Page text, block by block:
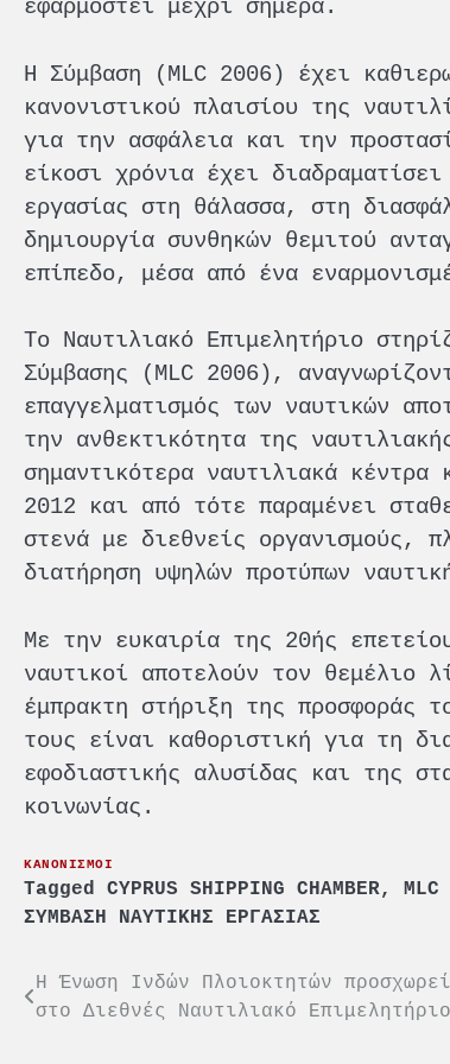
εφαρμοστεί μέχρι σήμερα.
Η Σύμβαση (MLC 2006) έχει
κανονιστικού πλαισίου της
για την ασφάλεια και την
είκοσι χρόνια έχει
εργασίας στη θάλασσα, στη
δημιουργία συνθηκών θεμιτού
επίπεδο, μέσα από ένα
Το Ναυτιλιακό Επιμελητήριο
Σύμβασης (MLC 2006),
επαγγελματισμός των ναυτικών
την ανθεκτικότητα της
σημαντικότερα ναυτιλιακά
2012 και από τότε παραμένει
στενά με διεθνείς οργανισμούς,
διατήρηση υψηλών προτύπων
Με την ευκαιρία της 20ής
ναυτικοί αποτελούν τον θεμέλιο
έμπρακτη στήριξη της προσφοράς
τους είναι καθοριστική για τη
εφοδιαστικής αλυσίδας και της
κοινωνίας.
ΚΑΝΟΝΙΣΜΟΙ
Tagged CYPRUS SHIPPING CHAMBER,
ΣΥΜΒΑΣΗ ΝΑΥΤΙΚΗΣ ΕΡΓΑΣΙΑΣ
Πλοήγηση
Η Ένωση Ινδών Πλοιοκτητών προσχωρεί
στο Διεθνές Ναυτιλιακό Επιμελητήριο